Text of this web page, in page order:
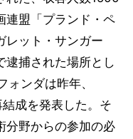
連盟「プランド・ペ
レット・サンガー
逮捕された場所とし
ンダは昨年、
成を発表した。そ
分野からの参加の必